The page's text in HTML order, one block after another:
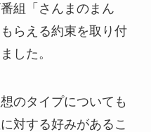
組「さんまのまん
らえる約束を取り付
した。
のタイプについても
対する好みがあるこ